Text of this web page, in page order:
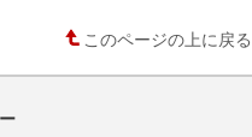
このページの上に戻る